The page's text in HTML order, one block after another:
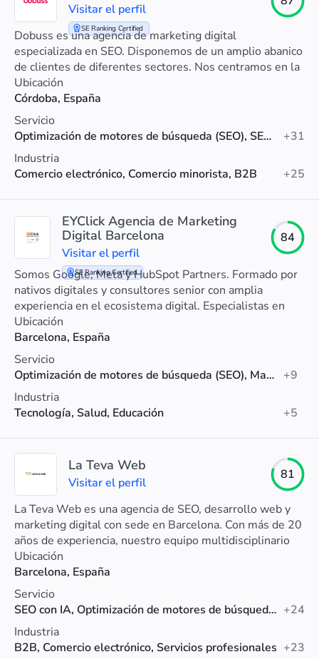
SE Ranking Certified
Visitar el perfil
Dobuss es una agencia de marketing digital
especializada en SEO. Disponemos de un amplio abanico
de clientes de diferentes sectores. Nos centramos en la
rentabilidad del negocio de nuestros clientes.
Ubicación
Córdoba, España
Servicio
Optimización de motores de búsqueda (SEO), SEO local, Auditoría SEO
+31
Industria
Comercio electrónico, Comercio minorista, B2B
+25
SE Ranking Certified
EYClick Agencia de Marketing
Digital Barcelona
Visitar el perfil
84
Somos Google, Meta y HubSpot Partners. Formado por
nativos digitales y consultores senior con amplia
experiencia en el ecosistema digital. Especialistas en
PYMES y ecommerce.
Ubicación
Barcelona, España
Servicio
Optimización de motores de búsqueda (SEO), Marketing digital, Marketing de contenidos
+9
Industria
Tecnología, Salud, Educación
+5
La Teva Web
Visitar el perfil
81
La Teva Web es una agencia de SEO, desarrollo web y
marketing digital con sede en Barcelona. Con más de 20
años de experiencia, nuestro equipo multidisciplinario
trabaja de la mano contigo para mejorar tu visibilidad
online, atraer más tráfico cualificado y, lo más
importante, aumentar tus conversiones.
Ubicación
Barcelona, España
Servicio
SEO con IA, Optimización de motores de búsqueda (SEO), Diseño web +24
Industria
B2B, Comercio electrónico, Servicios profesionales +23